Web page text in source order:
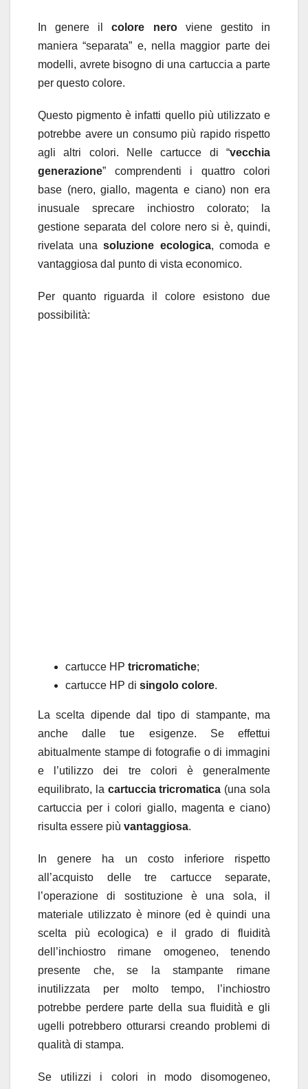
In genere ilcolore neroviene gestito in
maniera “separata” e, nella maggior parte dei
modelli, avrete bisogno di una cartuccia a parte
per questo colore.
Questo pigmento è infatti quello più utilizzato e
potrebbe avere un consumo più rapido rispetto
agli altri colori. Nelle cartucce di “vecchia
generazione” comprendenti i quattro colori
base (nero, giallo, magenta e ciano) non era
inusuale sprecare inchiostro colorato; la
gestione separata del colore nero si è, quindi,
rivelata unasoluzione ecologica, comoda e
vantaggiosa dal punto di vista economico.
Per quanto riguarda il colore esistono due
possibilità:
cartucce HP tricromatiche;
cartucce HP di singolo colore.
La scelta dipende dal tipo di stampante, ma
anche dalle tue esigenze. Se effettui
abitualmente stampe di fotografie o di immagini
e l’utilizzo dei tre colori è generalmente
equilibrato, la cartuccia tricromatica (una sola
cartuccia per i colori giallo, magenta e ciano)
risulta essere più vantaggiosa.
In genere ha un costo inferiore rispetto
all’acquisto delle tre cartucce separate,
l’operazione di sostituzione è una sola, il
materiale utilizzato è minore (ed è quindi una
scelta più ecologica) e il grado di fluidità
dell’inchiostro rimane omogeneo, tenendo
presente che, se la stampante rimane
inutilizzata per molto tempo, l’inchiostro
potrebbe perdere parte della sua fluidità e gli
ugelli potrebbero otturarsi creando problemi di
qualità di stampa.
Se utilizzi i colori in modo disomogeneo,